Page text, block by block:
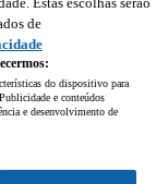
de
do dispositivo para
e conteúdos
e desenvolvimento de